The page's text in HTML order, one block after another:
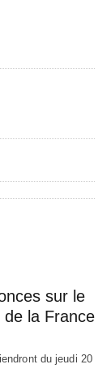
sur le
de la France
du jeudi 20